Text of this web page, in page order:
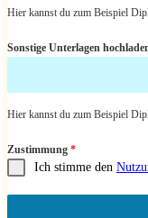
Hier kannst du zum Beispiel
Sonstige Unterlagen
Hier kannst du zum Beispiel
Zustimmung *
Ich stimme den